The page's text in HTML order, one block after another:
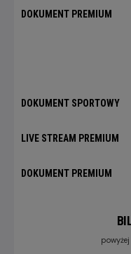
DOKUMENT PREMIUM
DOKUMENT SPORTOWY
LIVE STREAM PREMIUM
DOKUMENT PREMIUM